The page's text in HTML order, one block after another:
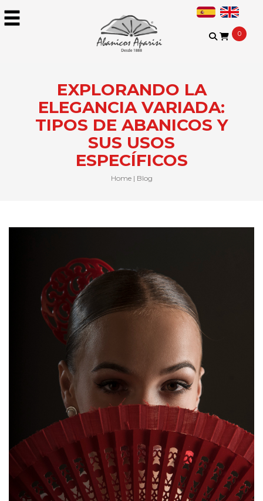
0
EXPLORANDO LA
ELEGANCIA VARIADA:
TIPOS DE ABANICOS Y
SUS USOS
ESPECÍFICOS
Home| Blog